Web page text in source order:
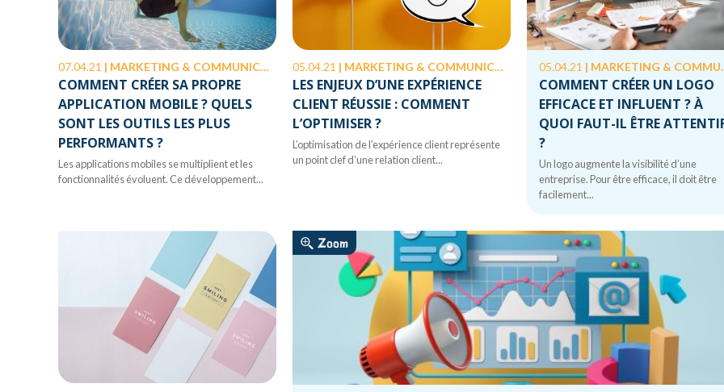
07.04.21 | MARKETING & COMMUNICATION
COMMENT CRÉER SA PROPRE
APPLICATION MOBILE ? QUELS
SONT LES OUTILS LES PLUS
PERFORMANTS ?
Les applications mobiles se multiplient et les
fonctionnalités évoluent. Ce développement...
05.04.21 | MARKETING & COMMUNICATION
LES ENJEUX D’UNE EXPÉRIENCE
CLIENT RÉUSSIE : COMMENT
L’OPTIMISER ?
L’optimisation de l’expérience client représente
un point clef d’une relation client...
05.04.21 | MARKETING & COMMUNICATION
COMMENT CRÉER UN LOGO
EFFICACE ET INFLUENT ? À
QUOI FAUT-IL ÊTRE
?
Un logo augmente la visibilité d’une
entreprise. Pour être efficace, il doit être
facilement...
Zoom